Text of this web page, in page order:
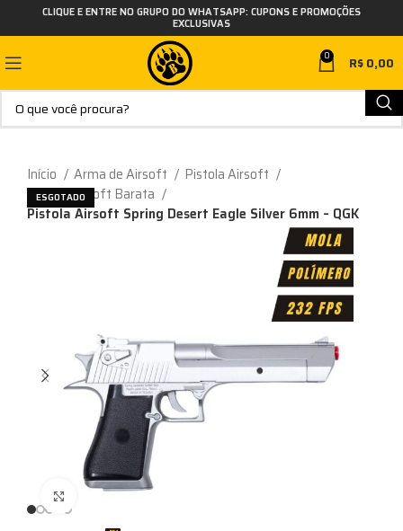
CLIQUE E ENTRE NO GRUPO DO WHATSAPP: CUPONS E PROMOÇÕES
EXCLUSIVAS
0 R$0,00
Início Arma de Airsoft
Pistola Airsoft
Pistola Airsoft Barata
Pistola Airsoft Spring Desert Eagle Silver 6mm – QGK
ESGOTADO
Expandir